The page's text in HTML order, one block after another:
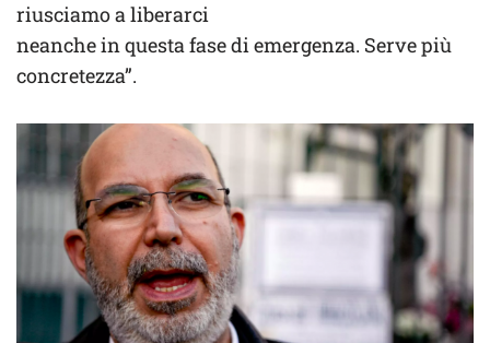
riusciamo a liberarci
neanche in questa fase di emergenza. Serve più
concretezza”.